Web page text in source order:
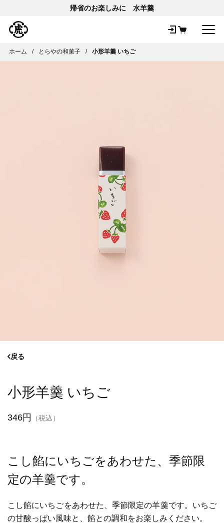
帰省のお楽しみに 水羊羹
ホーム とらやの和菓子 小形羊羹 いちご
戻る
小形羊羹 いちご
346円 （税込）
こし餡にいちごをあわせた、季節限
定の羊羹です。
こし餡にいちごをあわせた、季節限定の羊羹です。いちご
の甘酸っぱい風味と、餡との調和をお楽しみください。